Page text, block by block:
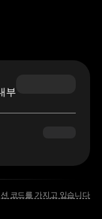
부
코드를 가지고 있습니다